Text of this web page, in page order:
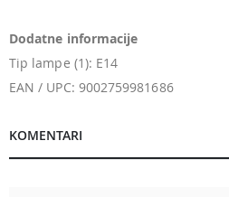
Dodatne informacije
Tip lampe (1): E14
EAN / UPC: 9002759981686
KOMENTARI